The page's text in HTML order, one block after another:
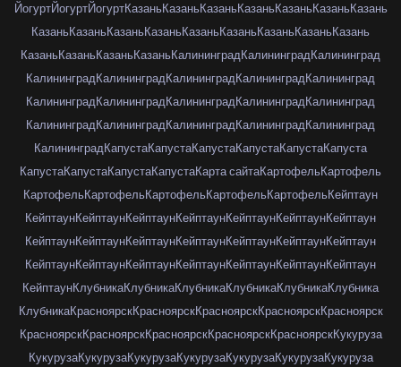
ЙогуртЙогуртЙогуртКазаньКазаньКазаньКазаньКазаньКазаньКазань
КазаньКазаньКазаньКазаньКазаньКазаньКазаньКазаньКазань
КазаньКазаньКазаньКазаньКалининградКалининградКалининград
КалининградКалининградКалининградКалининградКалининград
КалининградКалининградКалининградКалининградКалининград
КалининградКалининградКалининградКалининградКалининград
КалининградКапустаКапустаКапустаКапустаКапустаКапуста
КапустаКапустаКапустаКапустаКарта сайтаКартофельКартофель
КартофельКартофельКартофельКартофельКартофельКейптаун
КейптаунКейптаунКейптаунКейптаунКейптаунКейптаунКейптаун
КейптаунКейптаунКейптаунКейптаунКейптаунКейптаунКейптаун
КейптаунКейптаунКейптаунКейптаунКейптаунКейптаунКейптаун
КейптаунКлубникаКлубникаКлубникаКлубникаКлубникаКлубника
КлубникаКрасноярскКрасноярскКрасноярскКрасноярскКрасноярск
КрасноярскКрасноярскКрасноярскКрасноярскКрасноярскКукуруза
КукурузаКукурузаКукурузаКукурузаКукурузаКукурузаКукуруза